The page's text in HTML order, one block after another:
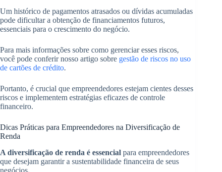
Um histórico de pagamentos atrasados ou dívidas acumuladas
pode dificultar a obtenção de financiamentos futuros,
essenciais para o crescimento do negócio.
Para mais informações sobre como gerenciar esses riscos,
você pode conferir nosso artigo sobre gestão de riscos no uso
de cartões de crédito.
Portanto, é crucial que empreendedores estejam cientes desses
riscos e implementem estratégias eficazes de controle
financeiro.
Dicas Práticas para Empreendedores na Diversificação de
Renda
A diversificação de renda é essencial para empreendedores
que desejam garantir a sustentabilidade financeira de seus
negócios.